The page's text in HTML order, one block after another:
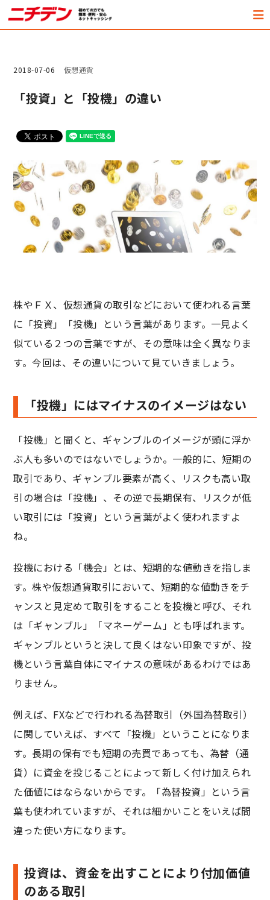
2018-07-06 仮想通貨
「投資」と「投機」の違い
株やＦＸ、仮想通貨の取引などにおいて使われる言葉
に「投資」「投機」という言葉があります。一見よく
似ている２つの言葉ですが、その意味は全く異なりま
す。今回は、その違いについて見ていきましょう。
「投機」にはマイナスのイメージはない
「投機」と聞くと、ギャンブルのイメージが頭に浮か
ぶ人も多いのではないでしょうか。一般的に、短期の
取引であり、ギャンブル要素が高く、リスクも高い取
引の場合は「投機」、その逆で長期保有、リスクが低
い取引には「投資」という言葉がよく使われますよ
ね。
投機における「機会」とは、短期的な値動きを指しま
す。株や仮想通貨取引において、短期的な値動きをチ
ャンスと見定めて取引をすることを投機と呼び、それ
は「ギャンブル」「マネーゲーム」とも呼ばれます。
ギャンブルというと決して良くはない印象ですが、投
機という言葉自体にマイナスの意味があるわけではあ
りません。
例えば、FXなどで行われる為替取引（外国為替取引）
に関していえば、すべて「投機」ということになりま
す。長期の保有でも短期の売買であっても、為替（通
貨）に資金を投じることによって新しく付け加えられ
た価値にはならないからです。「為替投資」という言
葉も使われていますが、それは細かいことをいえば間
違った使い方になります。
投資は、資金を出すことにより付加価値
のある取引